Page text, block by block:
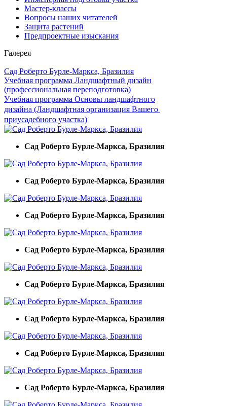
Мастер-классы
Вопросы наших читателей
Защита растений
Предпроектные изыскания
Галерея
Cад Роберто Бурле-Маркса, Бразилия
Учебная программа Ландшафтный дизайн
(профессиональная переподготовка)
Учебная программа Основы ландшафтного
дизайна (Ландшафтная организация Вашего
приусадебного участка)
Cад Роберто Бурле-Маркса, Бразилия
Cад Роберто Бурле-Маркса, Бразилия
Cад Роберто Бурле-Маркса, Бразилия
Cад Роберто Бурле-Маркса, Бразилия
Cад Роберто Бурле-Маркса, Бразилия
Cад Роберто Бурле-Маркса, Бразилия
Cад Роберто Бурле-Маркса, Бразилия
Cад Роберто Бурле-Маркса, Бразилия